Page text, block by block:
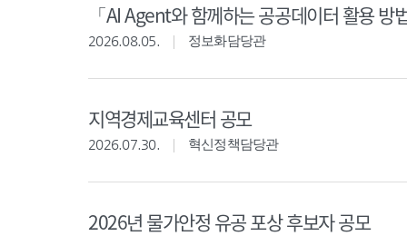
「AI Agent와 함께하는 공공데이터 활용 방
2026.08.05. 정보화담당관
지역경제교육센터 공모
2026.07.30. 혁신정책담당관
2026년 물가안정 유공 포상 후보자 공모